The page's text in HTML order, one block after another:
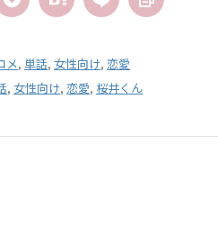
メ, 単話, 女性向け, 恋愛
, 女性向け, 恋愛, 桜井くん